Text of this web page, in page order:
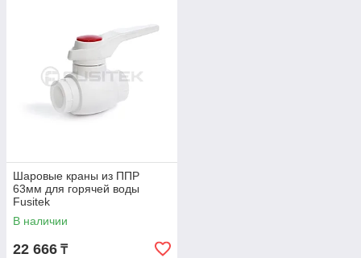
Шаровые краны из ППР
63мм для горячей воды
Fusitek
В наличии
22 666 ₸